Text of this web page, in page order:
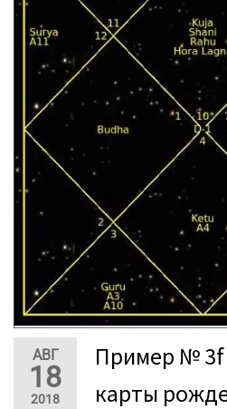
АВГ
18
2018
Пример № 3f
карты